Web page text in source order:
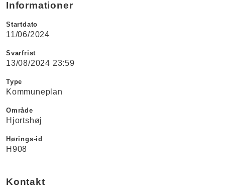
Informationer
Startdato
11/06/2024
Svarfrist
13/08/2024 23:59
Type
Kommuneplan
Område
Hjortshøj
Hørings-id
H908
Kontakt